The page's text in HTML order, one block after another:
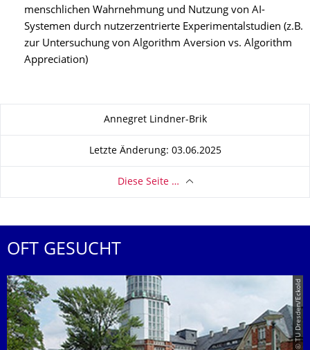
menschlichen Wahrnehmung und Nutzung von AI-
Systemen durch nutzerzentrierte Experimentalstudien (z.B.
zur Untersuchung von Algorithm Aversion vs. Algorithm
Appreciation)
Zu dieser SeiteAnnegret Lindner-Brik
Letzte Änderung: 03.06.2025
Diese Seite …
OFT GESUCHT
© TU Dresden/Eckold